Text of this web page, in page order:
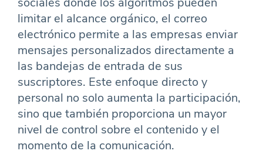
limitar el alcance orgánico, el correo
electrónico permite a las empresas enviar
mensajes personalizados directamente a
las bandejas de entrada de sus
suscriptores. Este enfoque directo y
personal no solo aumenta la participación,
sino que también proporciona un mayor
nivel de control sobre el contenido y el
momento de la comunicación.